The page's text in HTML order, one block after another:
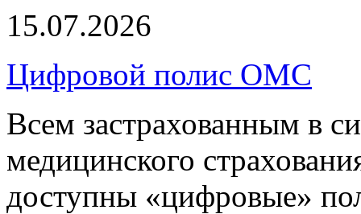
15.07.2026
Цифровой полис ОМС
Всем застрахованным в
медицинского
доступны «цифровые»